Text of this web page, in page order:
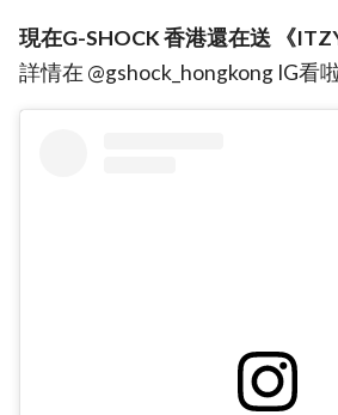
現在G-SHOCK 香港還在送 《
詳情在 @gshock_hongkong IG看啦